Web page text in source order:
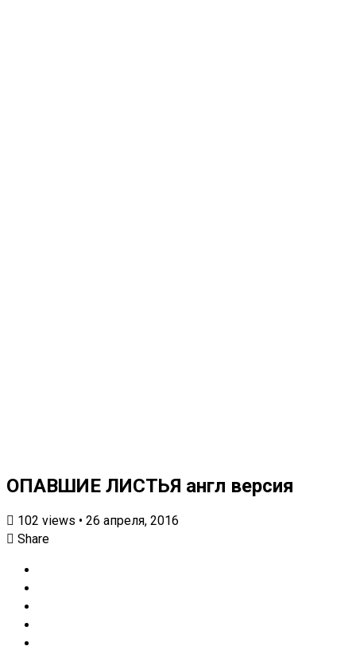
ОПАВШИЕ ЛИСТЬЯ англ версия
102 views • 26 апреля, 2016
Share